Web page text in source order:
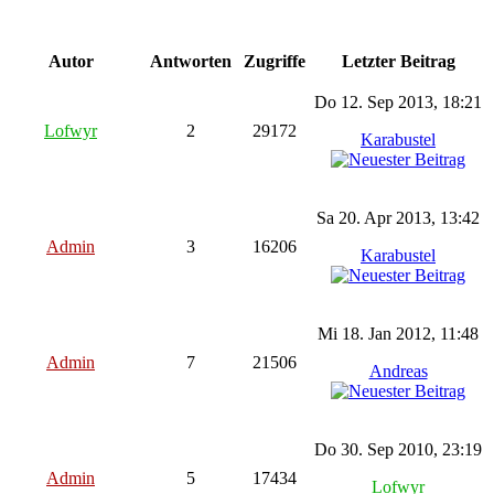
Autor Antworten Zugriffe Letzter Beitrag
Lofwyr 2 29172
Do 12. Sep 2013, 18:21
Karabustel
Admin 3 16206
Sa 20. Apr 2013, 13:42
Karabustel
Admin 7 21506
Mi 18. Jan 2012, 11:48
Andreas
Admin 5 17434
Do 30. Sep 2010, 23:19
Lofwyr